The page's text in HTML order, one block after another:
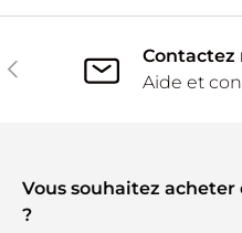
Précédent
Contactez
Aide et
Vous souhaitez
?